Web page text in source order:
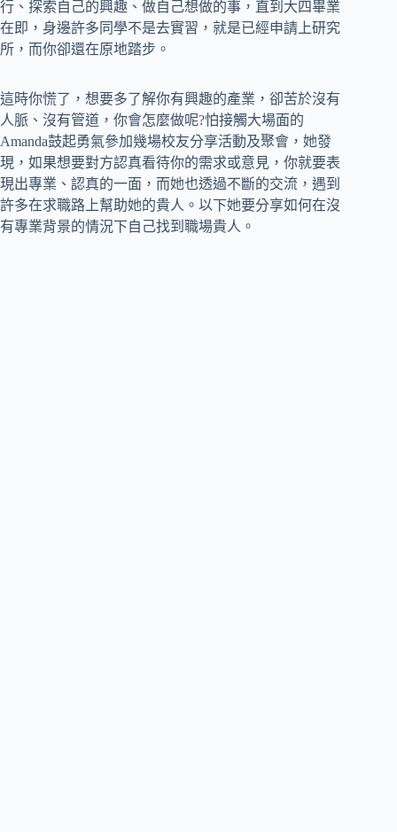
行、探索自己的興趣、做自己想做的事，直到大四畢業
在即，身邊許多同學不是去實習，就是已經申請上研究
所，而你卻還在原地踏步。
這時你慌了，想要多了解你有興趣的產業，卻苦於沒有
人脈、沒有管道，你會怎麼做呢?怕接觸大場面的
Amanda鼓起勇氣參加幾場校友分享活動及聚會，她發
現，如果想要對方認真看待你的需求或意見，你就要表
現出專業、認真的一面，而她也透過不斷的交流，遇到
許多在求職路上幫助她的貴人。以下她要分享如何在沒
有專業背景的情況下自己找到職場貴人。